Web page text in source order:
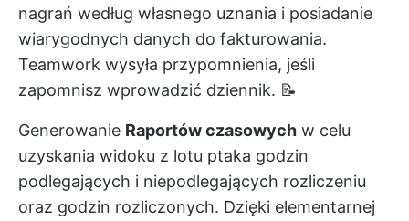
nagrań według własnego uznania i posiadanie
wiarygodnych danych do fakturowania.
Teamwork wysyła przypomnienia, jeśli
zapomnisz wprowadzić dziennik. 📝
Generowanie Raportów czasowych w celu
uzyskania widoku z lotu ptaka godzin
podlegających i niepodlegających rozliczeniu
oraz godzin rozliczonych. Dzięki elementarnej